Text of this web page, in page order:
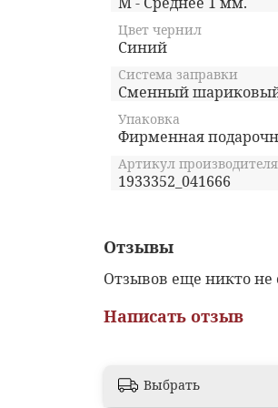
Цвет чернил
Синий
Система заправки
Сменный
Упаковка
Фирменная
Артикул производителя
1933352_041666
Отзывы
Отзывов еще никто не
Написать отзыв
Выбрать